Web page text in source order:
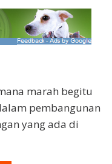
marah begitu
pembangunan
yang ada di